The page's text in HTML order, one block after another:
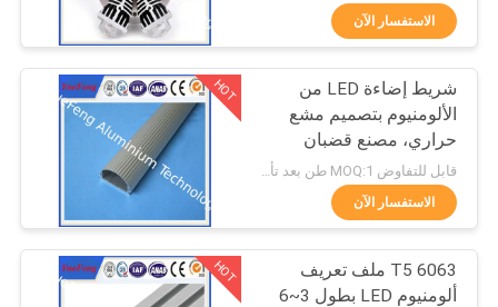
جولة
في
المصنع
مراقبة
الجودة
اتصل
ملامح معمارية
273
354
الاستفسار الآن
HOT
شريط إضاءة LED من
الألومنيوم بتصميم مشع
حراري، مصنع قضبان
إضاءة LED من الألومنيوم
الاستفسار الآن
HOT
6063 T5 ملف تعريف
ألومنيوم LED بطول 3~6